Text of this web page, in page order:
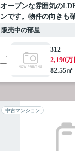
オープンな雰囲気の
ンです。物件の向きも
販売中の部屋
312
2,190万
82.55
中古マンション